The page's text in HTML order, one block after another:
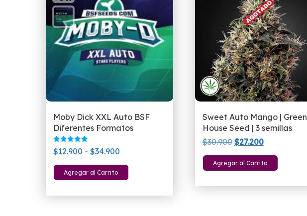
Moby Dick XXL Auto BSF
Diferentes Formatos
Valorado
con
de 5
$12.900 - $34.900
de
precios:
Agregar al Carrito
Sweet Auto Mango | Green
House Seed | 3 semillas
$30.900 El
precio
original
$27.200El
precio
actual
Agregar al Carrito